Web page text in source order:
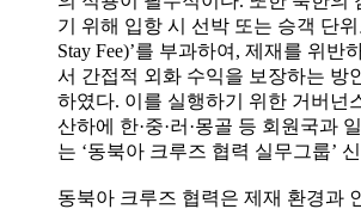
기 위해 입항 시 선박 또는 승객 단
Stay Fee)’를 부과하여, 제재를 위반
서 간접적 외화 수익을 보장하는 방
하였다. 이를 실행하기 위한 거버넌
산하에 한·중·러·몽골 등 회원국과
는 ‘동북아 크루즈 협력 실무그룹’
동북아 크루즈 협력은 제재 환경과